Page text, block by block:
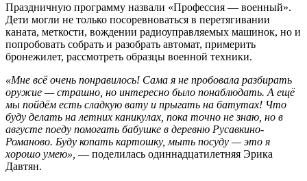
Праздничную программу назвали «Профессия — военный».
Дети могли не только посоревноваться в перетягивании
каната, меткости, вождении радиоуправляемых машинок, но и
попробовать собрать и разобрать автомат, примерить
бронежилет, рассмотреть образцы военной техники.
«Мне всё очень понравилось! Сама я не пробовала разбирать
оружие — страшно, но интересно было понаблюдать. А ещё
мы пойдём есть сладкую вату и прыгать на батутах! Что
буду делать на летних каникулах, пока точно не знаю, но в
августе поеду помогать бабушке в деревню Русавкино-
Романово. Буду копать картошку, мыть посуду — это я
хорошо умею», — поделилась одиннадцатилетняя Эрика
Давтян.